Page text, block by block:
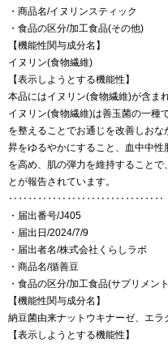
・商品名/イヌリンスティック
・食品の区分/加工食品(その他)
【機能性関与成分名】
イヌリン(食物繊維)
【表示しようとする機能性】
本品にはイヌリン(食物繊維)が含まれ
イヌリン(食物繊維)は善玉菌の一種
を整えることでお通じを改善しお
昇をゆるやかにすること、血中中
を高め、肌の弾力を維持すること
とが報告されています。
‥‥‥‥‥‥‥‥‥‥‥‥‥‥‥‥
・届出番号/J405
・届出日/2024/7/9
・届出者名/株式会社くらしラボ
・商品名/循善豆
・食品の区分/加工食品(サプリメン
【機能性関与成分名】
納豆菌由来ナットウキナーゼ、エ
【表示しようとする機能性】